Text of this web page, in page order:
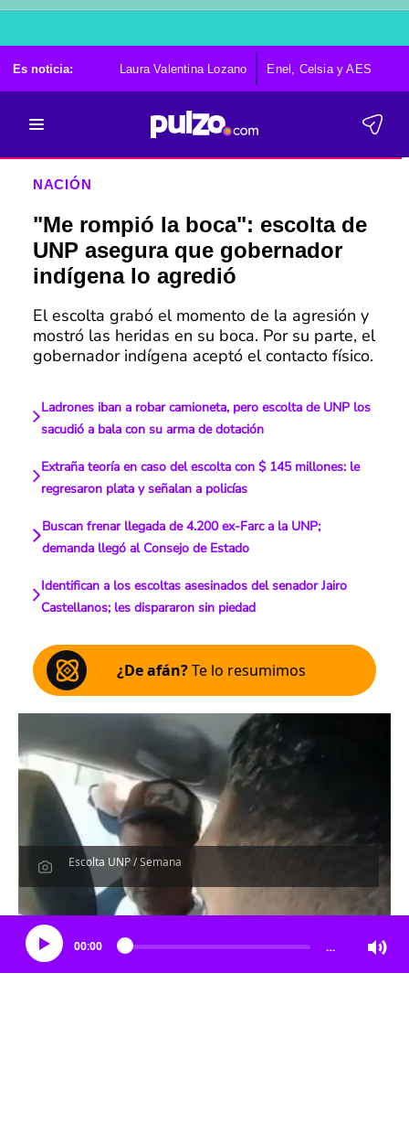
Es noticia: Laura Valentina Lozano Enel, Celsia y AES
NACIÓN
"Me rompió la boca": escolta de
UNP asegura que gobernador
indígena lo agredió
El escolta grabó el momento de la agresión y
mostró las heridas en su boca. Por su parte, el
gobernador indígena aceptó el contacto físico.
Ladrones iban a robar camioneta, pero escolta de UNP los
sacudió a bala con su arma de dotación
Extraña teoría en caso del escolta con $ 145 millones: le
regresaron plata y señalan a policías
Buscan frenar llegada de 4.200 ex-Farc a la UNP;
demanda llegó al Consejo de Estado
Identifican a los escoltas asesinados del senador Jairo
Castellanos; les dispararon sin piedad
¿De afán?Te lo resumimos
Escolta UNP / Semana
Escucha el artículo
00:00 …